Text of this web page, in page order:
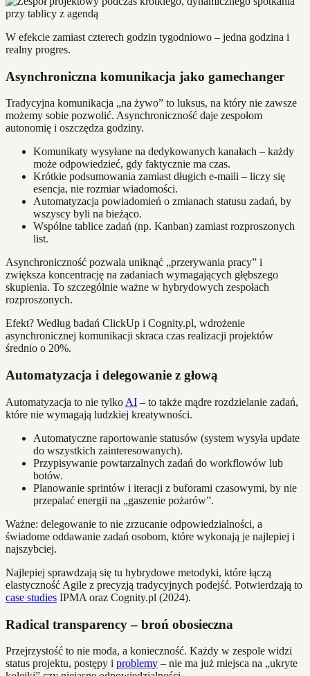
W efekcie zamiast czterech godzin tygodniowo – jedna godzina i
realny progres.
Asynchroniczna komunikacja jako gamechanger
Tradycyjna komunikacja „na żywo” to luksus, na który nie zawsze
możemy sobie pozwolić. Asynchroniczność daje zespołom
autonomię i oszczędza godziny.
Komunikaty wysyłane na dedykowanych kanałach – każdy
może odpowiedzieć, gdy faktycznie ma czas.
Krótkie podsumowania zamiast długich e-maili – liczy się
esencja, nie rozmiar wiadomości.
Automatyzacja powiadomień o zmianach statusu zadań, by
wszyscy byli na bieżąco.
Wspólne tablice zadań (np. Kanban) zamiast rozproszonych
list.
Asynchroniczność pozwala uniknąć „przerywania pracy” i
zwiększa koncentrację na zadaniach wymagających głębszego
skupienia. To szczególnie ważne w hybrydowych zespołach
rozproszonych.
Efekt? Według badań ClickUp i Cognity.pl, wdrożenie
asynchronicznej komunikacji skraca czas realizacji projektów
średnio o 20%.
Automatyzacja i delegowanie z głową
Automatyzacja to nie tylko AI – to także mądre rozdzielanie zadań,
które nie wymagają ludzkiej kreatywności.
Automatyczne raportowanie statusów (system wysyła update
do wszystkich zainteresowanych).
Przypisywanie powtarzalnych zadań do workflowów lub
botów.
Planowanie sprintów i iteracji z buforami czasowymi, by nie
przepalać energii na „gaszenie pożarów”.
Ważne: delegowanie to nie zrzucanie odpowiedzialności, a
świadome oddawanie zadań osobom, które wykonają je najlepiej i
najszybciej.
Najlepiej sprawdzają się tu hybrydowe metodyki, które łączą
elastyczność Agile z precyzją tradycyjnych podejść. Potwierdzają to
case studies IPMA oraz Cognity.pl (2024).
Radical transparency – broń obosieczna
Przejrzystość to nie moda, a konieczność. Każdy w zespole widzi
status projektu, postępy i problemy – nie ma już miejsca na „ukryte